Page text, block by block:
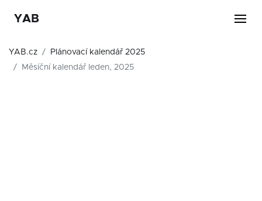
YAB
YAB.cz
Plánovací kalendář 2025
Měsíční kalendář leden, 2025